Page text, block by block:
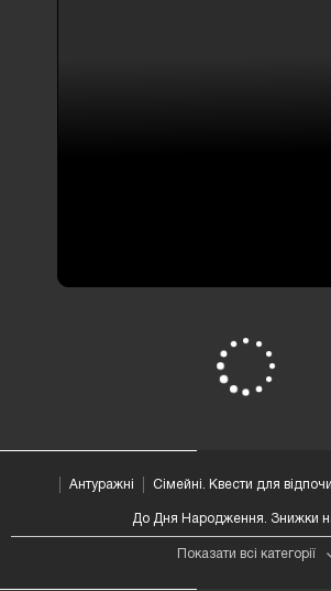
від 1500 грн
ПЕРЕГЛЯНУТИ ВСІ
Антуражні Сімейні. Квести для
До Дня Народження. Знижки
Показати всі категорії